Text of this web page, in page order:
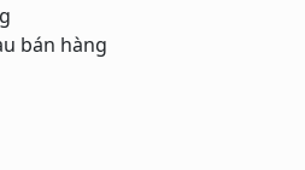
bán hàng